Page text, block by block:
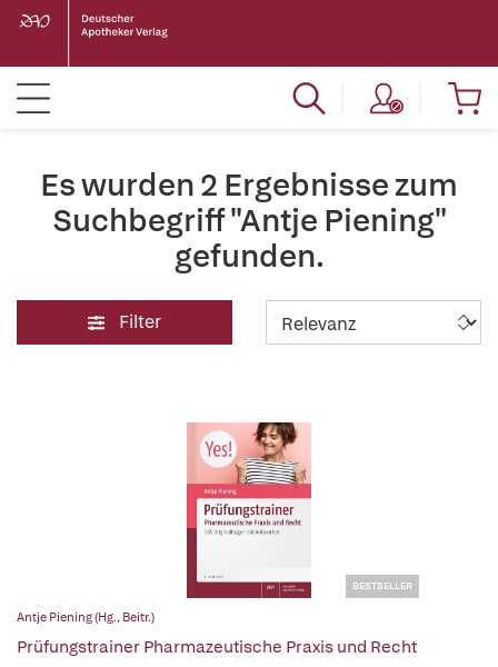
Es wurden 2 Ergebnisse zum
Suchbegriff "Antje Piening"
gefunden.
Filter
BESTSELLER
Antje Piening (Hg., Beitr.)
Prüfungstrainer Pharmazeutische Praxis und Recht